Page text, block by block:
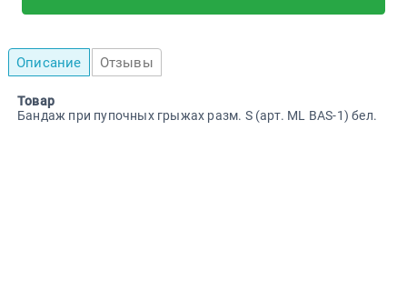
Описание Отзывы
Товар
Бандаж при пупочных грыжах разм. S (арт. ML BAS-1) бел.